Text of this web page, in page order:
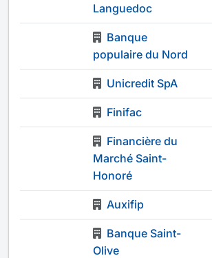
Languedoc
Banque
populaire du Nord
Unicredit SpA
Finifac
Financière du
Marché Saint-
Honoré
Auxifip
Banque Saint-
Olive